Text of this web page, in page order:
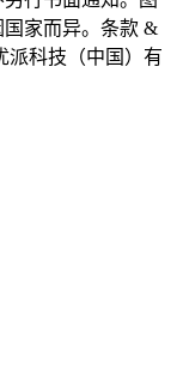
家而异。条款 &
派科技（中国）有